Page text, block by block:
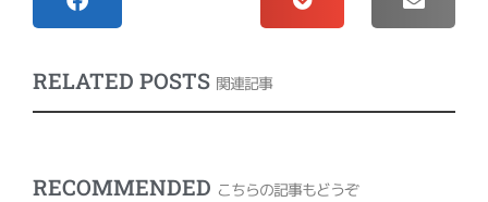
RELATED POSTS 関連記事
RECOMMENDED こちらの記事もどうぞ